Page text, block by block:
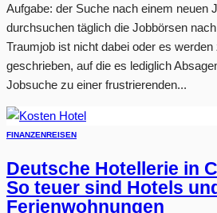
Aufgabe: der Suche nach einem neuen
durchsuchen täglich die Jobbörsen
Traumjob ist nicht dabei oder es
geschrieben, auf die es lediglich
Jobsuche zu einer frustrierenden...
FINANZENREISEN
Deutsche Hotellerie in
So teuer sind Hotels
Ferienwohnungen